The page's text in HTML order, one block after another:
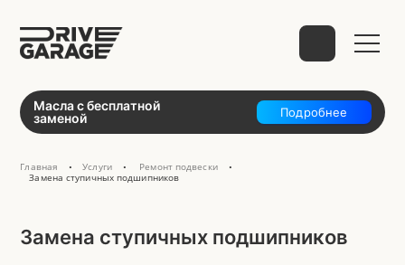
Масла с бесплатной
заменой
Подробнее
Главная • Услуги • Ремонт подвески •
Замена ступичных подшипников
Замена ступичных подшипников
Выберите способ связи